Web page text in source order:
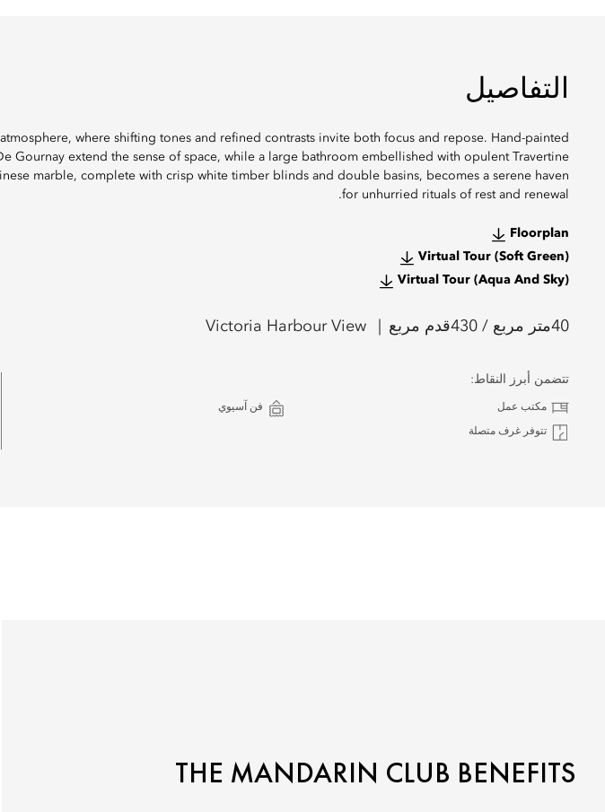
التفاصيل
where shifting tones and refined contrasts invite both focus and repose. Hand-painted
Gournay extend the sense of space, while a large bathroom embellished with opulent Travertine
marble, complete with crisp white timber blinds and double basins, becomes a serene haven
for unhurried rituals of rest and renewal.
Floorplan
Virtual Tour (Soft Green)
Virtual Tour (Aqua And Sky)
40متر مربع / 430قدم مربع Victoria Harbour View
تتضمن أبرز النقاط:
مكتب عمل فن آسيوي
تتوفر غرف متصلة
THE MANDARIN CLUB BENEFITS